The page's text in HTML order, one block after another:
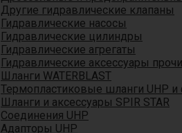
Другие гидравлические клапаны
Гидравлические насосы
Гидравлические цилиндры
Гидравлические агрегаты
Гидравлические аксессуары
Шланги WATERBLAST
Термопластиковые шланги UHP и
Шланги и аксессуары SPIR STAR
Соединения UHP
Адапторы UHP